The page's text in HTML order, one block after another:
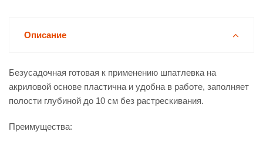
Описание
Безусадочная готовая к применению шпатлевка на
акриловой основе пластична и удобна в работе, заполняет
полости глубиной до 10 см без растрескивания.
Преимущества: